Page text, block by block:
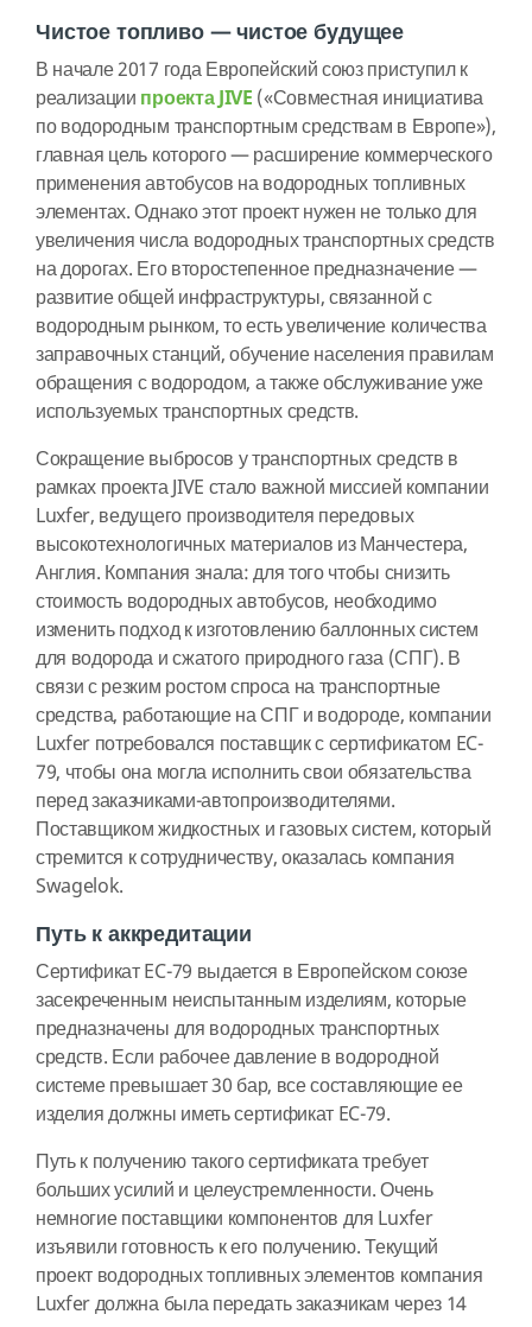
Чистое топливо — чистое будущее
В начале 2017 года Европейский союз приступил к
реализации проекта JIVE («Совместная инициатива
по водородным транспортным средствам в Европе»),
главная цель которого — расширение коммерческого
применения автобусов на водородных топливных
элементах. Однако этот проект нужен не только для
увеличения числа водородных транспортных средств
на дорогах. Его второстепенное предназначение —
развитие общей инфраструктуры, связанной с
водородным рынком, то есть увеличение количества
заправочных станций, обучение населения правилам
обращения с водородом, а также обслуживание уже
используемых транспортных средств.
Сокращение выбросов у транспортных средств в
рамках проекта JIVE стало важной миссией компании
Luxfer, ведущего производителя передовых
высокотехнологичных материалов из Манчестера,
Англия. Компания знала: для того чтобы снизить
стоимость водородных автобусов, необходимо
изменить подход к изготовлению баллонных систем
для водорода и сжатого природного газа (СПГ). В
связи с резким ростом спроса на транспортные
средства, работающие на СПГ и водороде, компании
Luxfer потребовался поставщик с сертификатом EC-
79, чтобы она могла исполнить свои обязательства
перед заказчиками-автопроизводителями.
Поставщиком жидкостных и газовых систем, который
стремится к сотрудничеству, оказалась компания
Swagelok.
Путь к аккредитации
Сертификат EC-79 выдается в Европейском союзе
засекреченным неиспытанным изделиям, которые
предназначены для водородных транспортных
средств. Если рабочее давление в водородной
системе превышает 30 бар, все составляющие ее
изделия должны иметь сертификат EC-79.
Путь к получению такого сертификата требует
больших усилий и целеустремленности. Очень
немногие поставщики компонентов для Luxfer
изъявили готовность к его получению. Текущий
проект водородных топливных элементов компания
Luxfer должна была передать заказчикам через 14